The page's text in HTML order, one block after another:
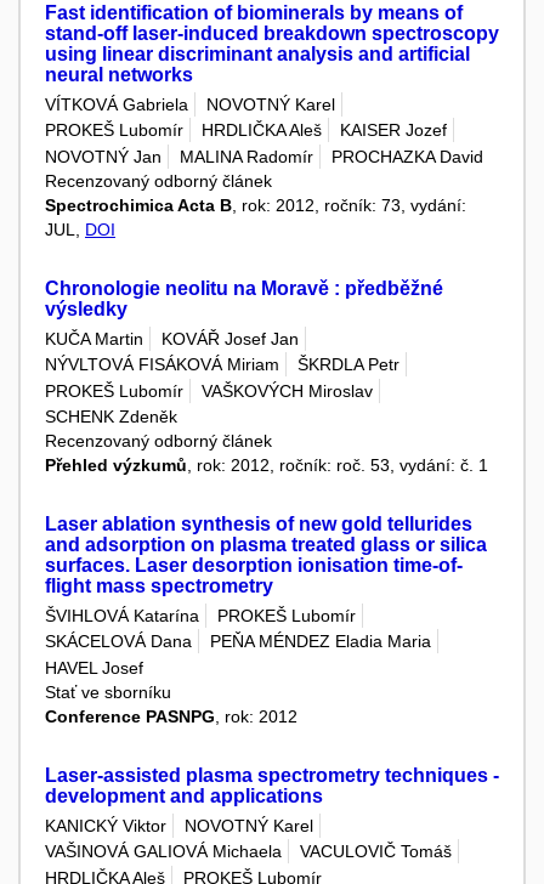
Fast identification of biominerals by means of
stand-off laser-induced breakdown spectroscopy
using linear discriminant analysis and artificial
neural networks
VÍTKOVÁ Gabriela
NOVOTNÝ Karel
PROKEŠ Lubomír
HRDLIČKA Aleš
KAISER Jozef
NOVOTNÝ Jan
MALINA Radomír
PROCHAZKA David
Recenzovaný odborný článek
Spectrochimica Acta B , rok: 2012, ročník: 73, vydání:
JUL, DOI
Chronologie neolitu na Moravě : předběžné
výsledky
KUČA Martin
KOVÁŘ Josef Jan
NÝVLTOVÁ FISÁKOVÁ Miriam
ŠKRDLA Petr
PROKEŠ Lubomír
VAŠKOVÝCH Miroslav
SCHENK Zdeněk
Recenzovaný odborný článek
Přehled výzkumů , rok: 2012, ročník: roč. 53, vydání: č. 1
Laser ablation synthesis of new gold tellurides
and adsorption on plasma treated glass or silica
surfaces. Laser desorption ionisation time-of-
flight mass spectrometry
ŠVIHLOVÁ Katarína
PROKEŠ Lubomír
SKÁCELOVÁ Dana
PEŇA MÉNDEZ Eladia Maria
HAVEL Josef
Stať ve sborníku
Conference PASNPG , rok: 2012
Laser-assisted plasma spectrometry techniques -
development and applications
KANICKÝ Viktor
NOVOTNÝ Karel
VAŠINOVÁ GALIOVÁ Michaela
VACULOVIČ Tomáš
HRDLIČKA Aleš
PROKEŠ Lubomír